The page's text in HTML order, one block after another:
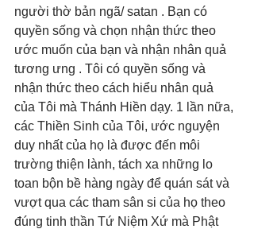
người thờ bản ngã/ satan . Bạn có
quyền sống và chọn nhận thức theo
ước muốn của bạn và nhận nhân quả
tương ưng . Tôi có quyền sống và
nhận thức theo cách hiểu nhân quả
của Tôi mà Thánh Hiền dạy. 1 lần nữa,
các Thiền Sinh của Tôi, ước nguyện
duy nhất của họ là được đến môi
trường thiện lành, tách xa những lo
toan bộn bề hàng ngày để quán sát và
vượt qua các tham sân si của họ theo
đúng tinh thần Tứ Niệm Xứ mà Phật